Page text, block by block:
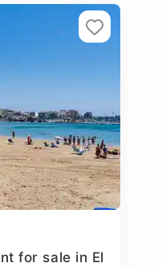
for sale in El